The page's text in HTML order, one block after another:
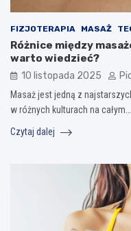
FIZJOTERAPIA MASAŻ
Różnice między
warto wiedzieć?
10 listopada 2025
Masaż jest jedną z
w różnych kulturach na całym…
Czytaj dalej